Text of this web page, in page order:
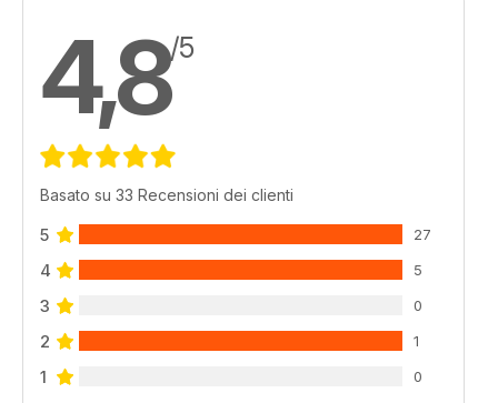
4,8/5
Basato su 33 Recensioni dei clienti
5 27
4 5
3 0
2 1
1 0